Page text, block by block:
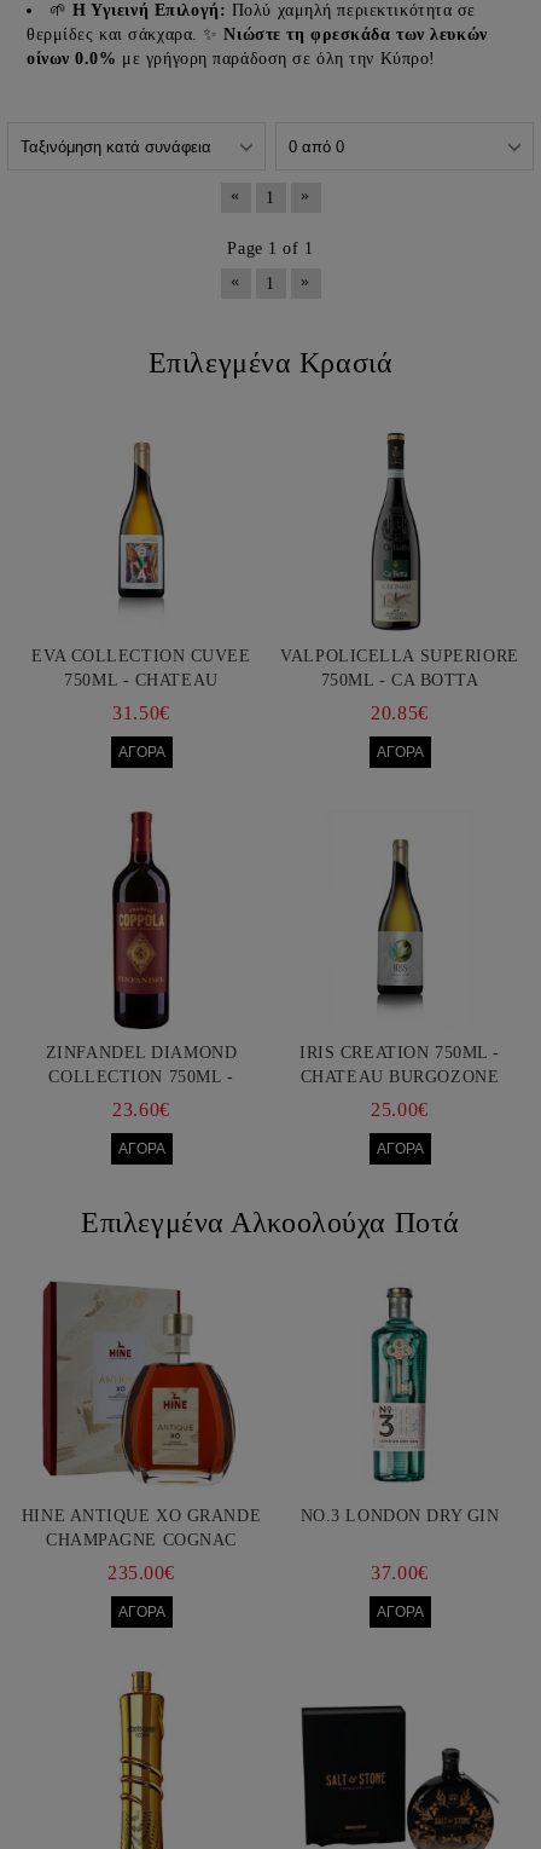
🌱Η Υγιεινή Επιλογή: Πολύ χαμηλή περιεκτικότητα σε
θερμίδες και σάκχαρα. ✨Νιώστε τη φρεσκάδα των λευκών
οίνων 0.0% με γρήγορη παράδοση σε όλη την Κύπρο!
« 1 »
Page 1 of 1
«
1 »
Επιλεγμένα Κρασιά
EVA COLLECTION CUVEE
750ML - CHATEAU
BURGOZONE
31.50€
VALPOLICELLA SUPERIORE
750ML - CA BOTTA
20.85€
ZINFANDEL DIAMOND
COLLECTION 750ML -
FRANCIS FORD COPPOLA
23.60€
IRIS CREATION 750ML -
CHATEAU BURGOZONE
25.00€
Επιλεγμένα Αλκοολούχα Ποτά
HINE ANTIQUE XO GRANDE
CHAMPAGNE COGNAC
750ML
235.00€
NO.3 LONDON DRY GIN
37.00€